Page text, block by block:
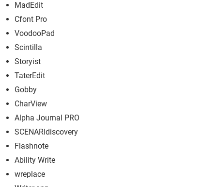
MadEdit
Cfont Pro
VoodooPad
Scintilla
Storyist
TaterEdit
Gobby
CharView
Alpha Journal PRO
SCENARIdiscovery
Flashnote
Ability Write
wreplace